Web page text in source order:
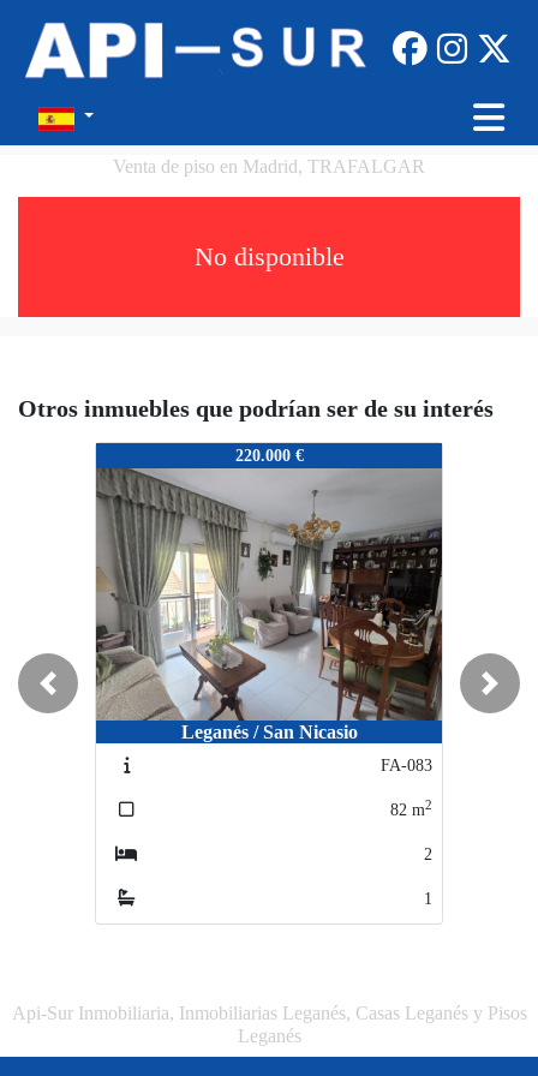
Venta de piso en Madrid, TRAFALGAR
No disponible
Otros inmuebles que podrían ser de su interés
220.000 €
Leganés / San Nicasio
FA-083
82 m2
2
1
Previous Next
Api-Sur Inmobiliaria, Inmobiliarias Leganés, Casas Leganés y Pisos
Leganés